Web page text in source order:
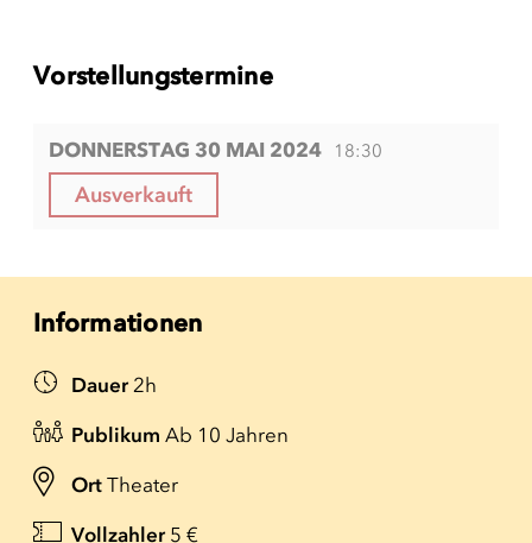
Vorstellungstermine
DONNERSTAG 30 MAI 2024 18:30
Ausverkauft
Informationen
Dauer 2h
Publikum Ab 10 Jahren
Ort Theater
Vollzahler 5 €